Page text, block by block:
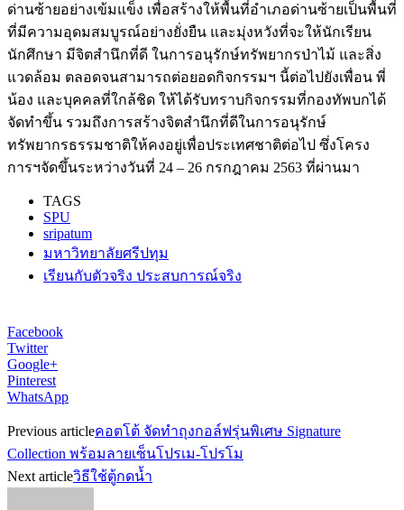
ด่านซ้ายอย่างเข้มแข็ง เพื่อสร้างให้พื้นที่อำเภอด่านซ้ายเป็นพื้นที่
ที่มีความอุดมสมบูรณ์อย่างยั่งยืน และมุ่งหวังที่จะให้นักเรียน
นักศึกษา มีจิตสำนึกที่ดี ในการอนุรักษ์ทรัพยากรป่าไม้ และสิ่ง
แวดล้อม ตลอดจนสามารถต่อยอดกิจกรรมฯ นี้ต่อไปยังเพื่อน พี่
น้อง และบุคคลที่ใกล้ชิด ให้ได้รับทราบกิจกรรมที่กองทัพบกได้
จัดทำขึ้น รวมถึงการสร้างจิตสำนึกที่ดีในการอนุรักษ์
ทรัพยากรธรรมชาติให้คงอยู่เพื่อประเทศชาติต่อไป ซึ่งโครง
การฯจัดขึ้นระหว่างวันที่ 24 – 26 กรกฎาคม 2563 ที่ผ่านมา
TAGS
SPU
sripatum
มหาวิทยาลัยศรีปทุม
เรียนกับตัวจริง ประสบการณ์จริง
Facebook
Twitter
Google+
Pinterest
WhatsApp
Previous articleคอตโต้ จัดทำถุงกอล์ฟรุ่นพิเศษ Signature
Collection พร้อมลายเซ็นโปรเม-โปรโม
Next articleวิธีใช้ตู้กดน้ำ